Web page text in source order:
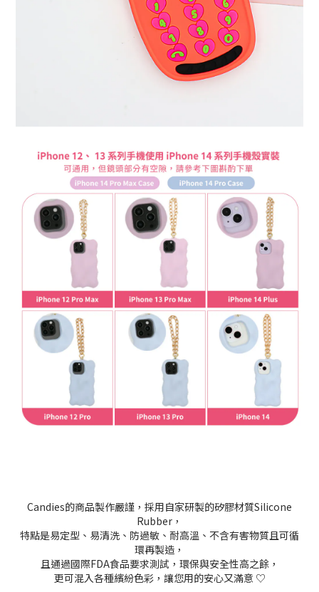
Candies的商品製作嚴謹，採用自家研製的矽膠材質Silicone
Rubber，
特點是易定型、易清洗、防過敏、耐高溫、不含有害物質且可循
環再製造，
且通過國際FDA食品要求測試，環保與安全性高之餘，
更可混入各種繽紛色彩，讓您用的安心又滿意 ♡